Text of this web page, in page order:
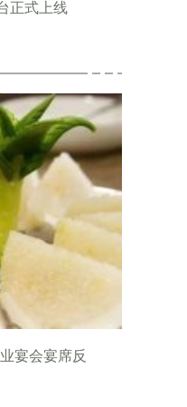
正式上线
宴会宴席反